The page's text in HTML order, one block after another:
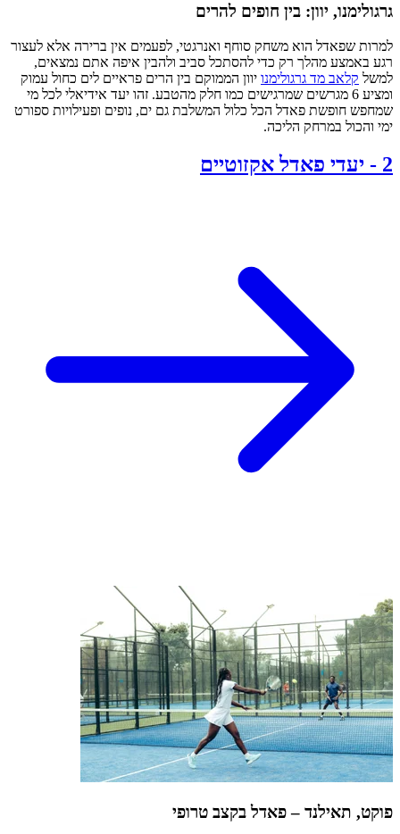
גרגולימנו, יוון: בין חופים להרים
למרות שפאדל הוא משחק סוחף ואנרגטי, לפעמים אין ברירה אלא לעצור
רגע באמצע מהלך רק כדי להסתכל סביב ולהבין איפה אתם נמצאים,
למשל קלאב מד גרגולימנו יוון הממוקם בין הרים פראיים לים כחול עמוק
ומציע 6 מגרשים שמרגישים כמו חלק מהטבע. זהו יעד אידיאלי לכל מי
שמחפש חופשת פאדל הכל כלול המשלבת גם ים, נופים ופעילויות ספורט
ימי והכול במרחק הליכה.
2
- יעדי פאדל אקזוטיים
פוקט, תאילנד – פאדל בקצב טרופי